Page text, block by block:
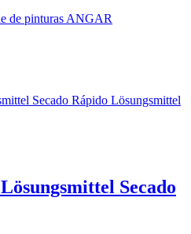
Secado